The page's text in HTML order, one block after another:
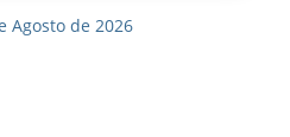
Agosto de 2026